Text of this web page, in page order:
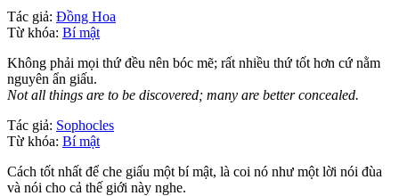
Tác giả: Đồng Hoa
Từ khóa: Bí mật
Không phải mọi thứ đều nên bóc mẽ; rất nhiều thứ tốt hơn cứ nằm
nguyên ẩn giấu.
Not all things are to be discovered; many are better concealed.
Tác giả: Sophocles
Từ khóa: Bí mật
Cách tốt nhất để che giấu một bí mật, là coi nó như một lời nói đùa
và nói cho cả thế giới này nghe.